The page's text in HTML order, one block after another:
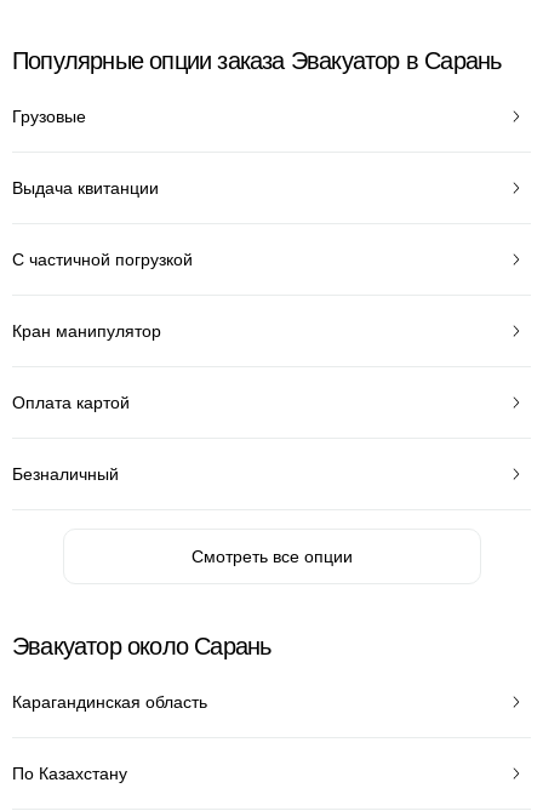
Популярные опции заказа Эвакуатор в Сарань
Грузовые
Выдача квитанции
С частичной погрузкой
Кран манипулятор
Оплата картой
Безналичный
Смотреть все опции
Эвакуатор около Сарань
Карагандинская область
По Казахстану